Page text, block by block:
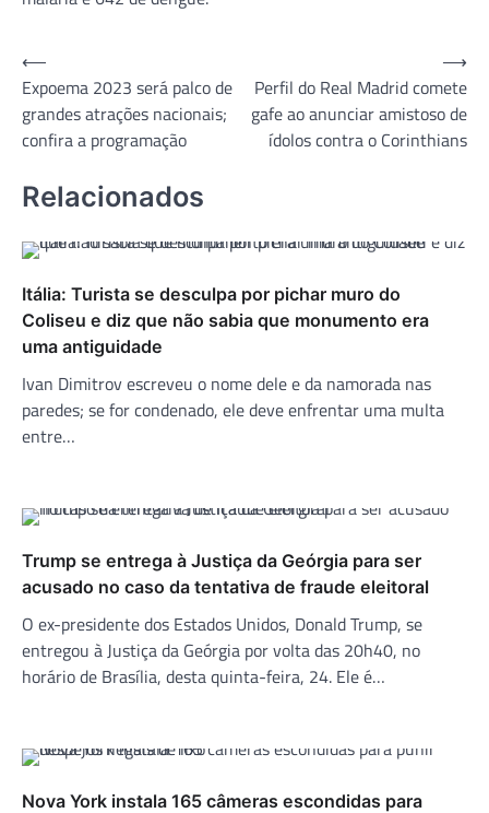
Navegação
de
Post
⟵
Expoema 2023 será palco de
grandes atrações nacionais;
confira a programação
Perfil do Real Madrid comete
gafe ao anunciar amistoso de
ídolos contra o Corinthians
⟶
Relacionados
Itália: Turista se desculpa por pichar muro do
Coliseu e diz que não sabia que monumento era
uma antiguidade
Ivan Dimitrov escreveu o nome dele e da namorada nas
paredes; se for condenado, ele deve enfrentar uma multa
entre…
Trump se entrega à Justiça da Geórgia para ser
acusado no caso da tentativa de fraude eleitoral
O ex-presidente dos Estados Unidos, Donald Trump, se
entregou à Justiça da Geórgia por volta das 20h40, no
horário de Brasília, desta quinta-feira, 24. Ele é…
Nova York instala 165 câmeras escondidas para